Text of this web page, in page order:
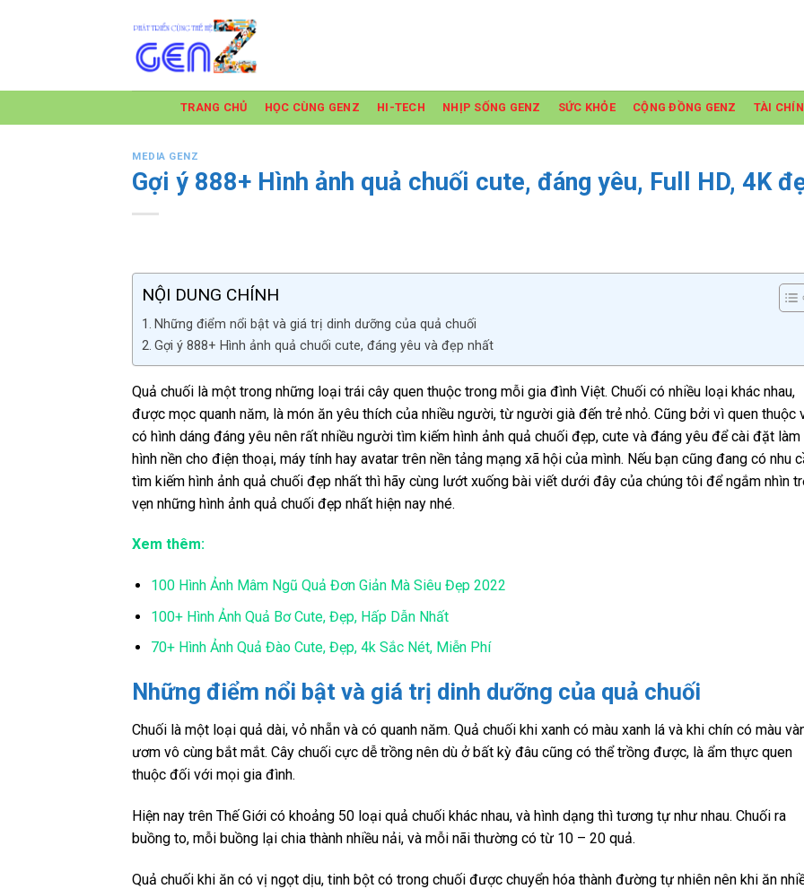
TRANG CHỦ HỌC CÙNG GENZ HI-TECH NHỊP SỐNG GENZ SỨC KHỎE CỘNG ĐỒNG GENZ TÀI
MEDIA GENZ
Gợi ý 888+ Hình ảnh quả chuối cute, đáng yêu, Full HD, 4K
NỘI DUNG CHÍNH
Những điểm nổi bật và giá trị dinh dưỡng của quả chuối
Gợi ý 888+ Hình ảnh quả chuối cute, đáng yêu và đẹp nhất
Quả chuối là một trong những loại trái cây quen thuộc trong mỗi gia đình Việt. Chuối có nhiều loại khác nhau,
được mọc quanh năm, là món ăn yêu thích của nhiều người, từ người già đến trẻ nhỏ. Cũng bởi vì quen thuộc
có hình dáng đáng yêu nên rất nhiều người tìm kiếm hình ảnh quả chuối đẹp, cute và đáng yêu để cài đặt làm
hình nền cho điện thoại, máy tính hay avatar trên nền tảng mạng xã hội của mình. Nếu bạn cũng đang có nhu
tìm kiếm hình ảnh quả chuối đẹp nhất thì hãy cùng lướt xuống bài viết dưới đây của chúng tôi để ngắm nhìn
vẹn những hình ảnh quả chuối đẹp nhất hiện nay nhé.
Xem thêm:
100 Hình Ảnh Mâm Ngũ Quả Đơn Giản Mà Siêu Đẹp 2022
100+ Hình Ảnh Quả Bơ Cute, Đẹp, Hấp Dẫn Nhất
70+ Hình Ảnh Quả Đào Cute, Đẹp, 4k Sắc Nét, Miễn Phí
Những điểm nổi bật và giá trị dinh dưỡng của quả chuối
Chuối là một loại quả dài, vỏ nhẵn và có quanh năm. Quả chuối khi xanh có màu xanh lá và khi chín có màu
ươm vô cùng bắt mắt. Cây chuối cực dễ trồng nên dù ở bất kỳ đâu cũng có thể trồng được, là ẩm thực quen
thuộc đối với mọi gia đình.
Hiện nay trên Thế Giới có khoảng 50 loại quả chuối khác nhau, và hình dạng thì tương tự như nhau. Chuối ra
buồng to, mỗi buồng lại chia thành nhiều nải, và mỗi nãi thường có từ 10 – 20 quả.
Quả chuối khi ăn có vị ngọt dịu, tinh bột có trong chuối được chuyển hóa thành đường tự nhiên nên khi ăn